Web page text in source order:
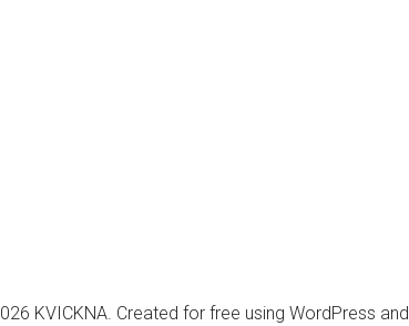
KVICKNA. Created for free using WordPress and